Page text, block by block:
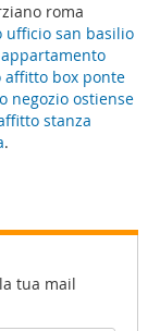
roma
ufficio san basilio
appartamento
box ponte
negozio ostiense
stanza
.
tua mail